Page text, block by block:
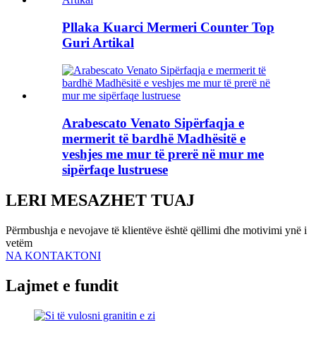
Pllaka Kuarci Mermeri Counter Top
Guri Artikal
Arabescato Venato Sipërfaqja e
mermerit të bardhë Madhësitë e
veshjes me mur të prerë në mur me
sipërfaqe lustruese
LERI MESAZHET TUAJ
Përmbushja e nevojave të klientëve është qëllimi dhe motivimi ynë i
vetëm
NA KONTAKTONI
Lajmet e fundit